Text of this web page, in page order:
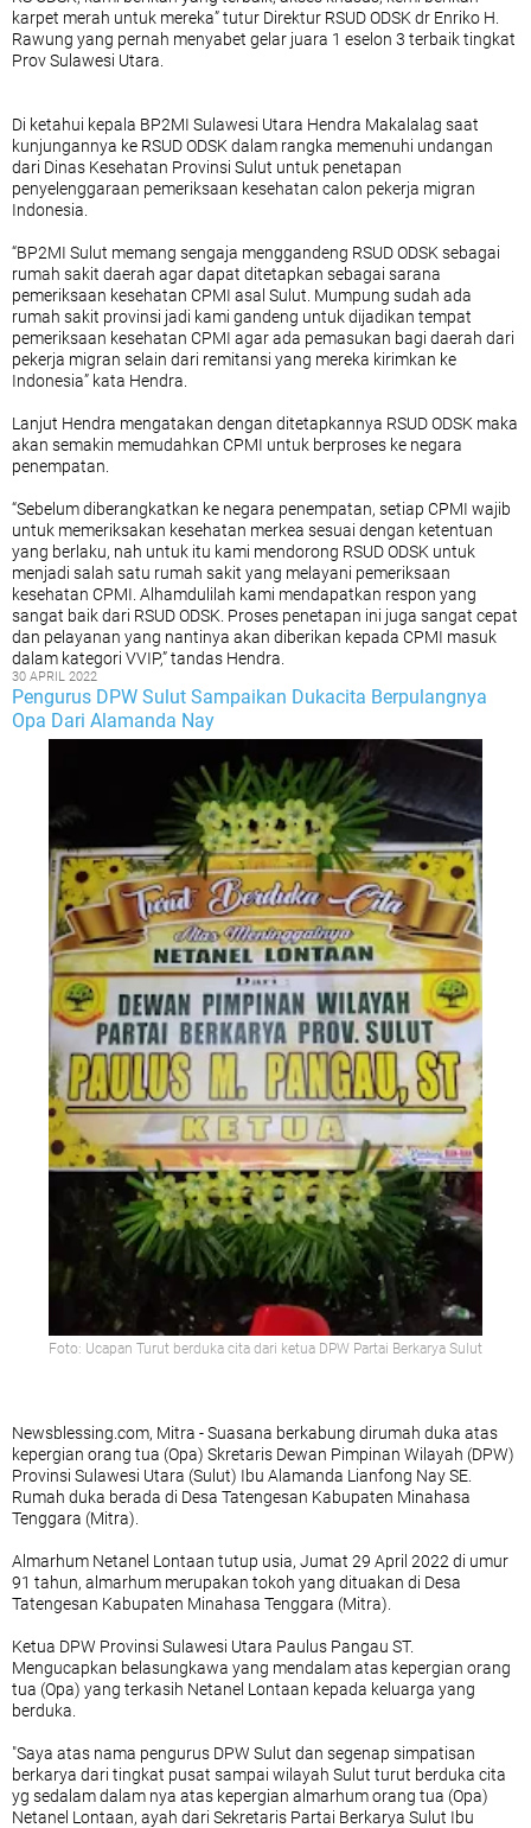
karpet merah untuk mereka” tutur Direktur RSUD ODSK dr Enriko H.
Rawung yang pernah menyabet gelar juara 1 eselon 3 terbaik tingkat
Prov Sulawesi Utara.
Di ketahui kepala BP2MI Sulawesi Utara Hendra Makalalag saat
kunjungannya ke RSUD ODSK dalam rangka memenuhi undangan
dari Dinas Kesehatan Provinsi Sulut untuk penetapan
penyelenggaraan pemeriksaan kesehatan calon pekerja migran
Indonesia.
“BP2MI Sulut memang sengaja menggandeng RSUD ODSK sebagai
rumah sakit daerah agar dapat ditetapkan sebagai sarana
pemeriksaan kesehatan CPMI asal Sulut. Mumpung sudah ada
rumah sakit provinsi jadi kami gandeng untuk dijadikan tempat
pemeriksaan kesehatan CPMI agar ada pemasukan bagi daerah dari
pekerja migran selain dari remitansi yang mereka kirimkan ke
Indonesia” kata Hendra.
Lanjut Hendra mengatakan dengan ditetapkannya RSUD ODSK maka
akan semakin memudahkan CPMI untuk berproses ke negara
penempatan.
“Sebelum diberangkatkan ke negara penempatan, setiap CPMI wajib
untuk memeriksakan kesehatan merkea sesuai dengan ketentuan
yang berlaku, nah untuk itu kami mendorong RSUD ODSK untuk
menjadi salah satu rumah sakit yang melayani pemeriksaan
kesehatan CPMI. Alhamdulilah kami mendapatkan respon yang
sangat baik dari RSUD ODSK. Proses penetapan ini juga sangat cepat
dan pelayanan yang nantinya akan diberikan kepada CPMI masuk
dalam kategori VVIP,” tandas Hendra.
30 APRIL 2022
Pengurus DPW Sulut Sampaikan Dukacita Berpulangnya
Opa Dari Alamanda Nay
Foto: Ucapan Turut berduka cita dari ketua DPW Partai Berkarya Sulut
Newsblessing.com, Mitra - Suasana berkabung dirumah duka atas
kepergian orang tua (Opa) Skretaris Dewan Pimpinan Wilayah (DPW)
Provinsi Sulawesi Utara (Sulut) Ibu Alamanda Lianfong Nay SE.
Rumah duka berada di Desa Tatengesan Kabupaten Minahasa
Tenggara (Mitra).
Almarhum Netanel Lontaan tutup usia, Jumat 29 April 2022 di umur
91 tahun, almarhum merupakan tokoh yang dituakan di Desa
Tatengesan Kabupaten Minahasa Tenggara (Mitra).
Ketua DPW Provinsi Sulawesi Utara Paulus Pangau ST.
Mengucapkan belasungkawa yang mendalam atas kepergian orang
tua (Opa) yang terkasih Netanel Lontaan kepada keluarga yang
berduka.
"Saya atas nama pengurus DPW Sulut dan segenap simpatisan
berkarya dari tingkat pusat sampai wilayah Sulut turut berduka cita
yg sedalam dalam nya atas kepergian almarhum orang tua (Opa)
Netanel Lontaan, ayah dari Sekretaris Partai Berkarya Sulut Ibu